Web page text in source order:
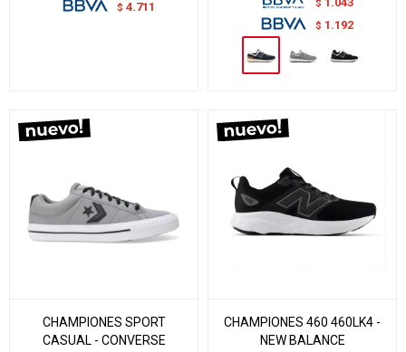
$ 4.711 $
$ 1.192
CHAMPIONES SPORT
CASUAL - CONVERSE
CHAMPIONES 460 460LK4 -
NEW BALANCE